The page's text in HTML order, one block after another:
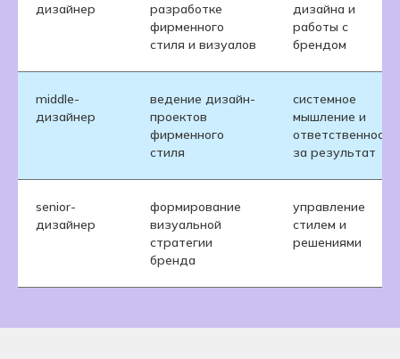
дизайнер
разработке
фирменного
стиля и визуалов
дизайна и
работы с
брендом
middle-
дизайнер
ведение дизайн-
проектов
фирменного
стиля
системное
мышление и
ответственность
за результат
senior-
дизайнер
формирование
визуальной
стратегии
бренда
управление
стилем и
решениями